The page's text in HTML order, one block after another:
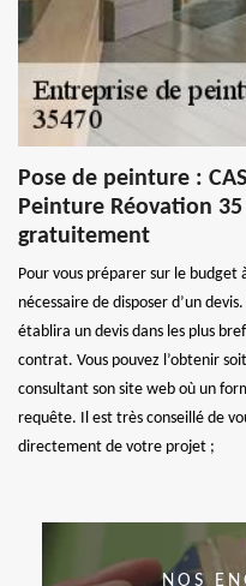
Pose de peinture :
Peinture Réovation
gratuitement
Pour vous préparer sur le
nécessaire de disposer d’un
établira un devis dans les plus
contrat. Vous pouvez l’obtenir
consultant son site web où un
requête. Il est très conseillé de
directement de votre projet ;
NOS